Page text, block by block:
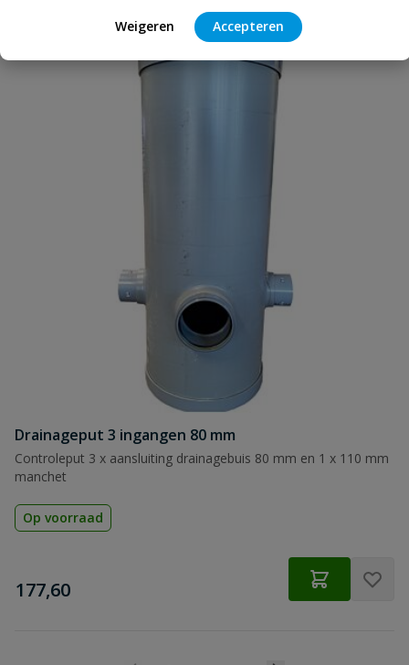
Weigeren Accepteren
Beoordeling versturen
Drainageput 3 ingangen 80 mm
Controleput 3 x aansluiting drainagebuis 80 mm en 1 x 110 mm
manchet
Op voorraad
€
177,60